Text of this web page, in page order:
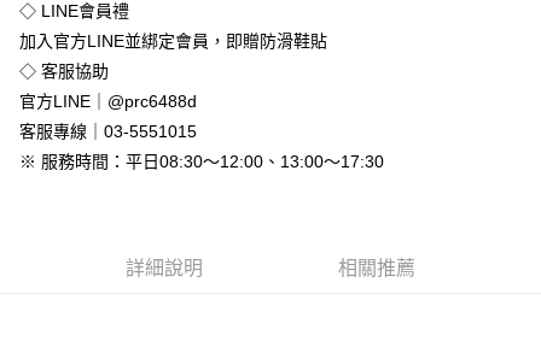
全家付款取貨
免運費
付款後全家取貨
免運費
7-11付款取貨
◇ LINE會員禮
加入官方LINE並綁定會員，即贈防滑鞋貼
◇ 客服協助
官方LINE｜@prc6488d
客服專線｜03-5551015
※ 服務時間：平日08:30～12:00、13:00～17:30
詳細說明 相關推薦